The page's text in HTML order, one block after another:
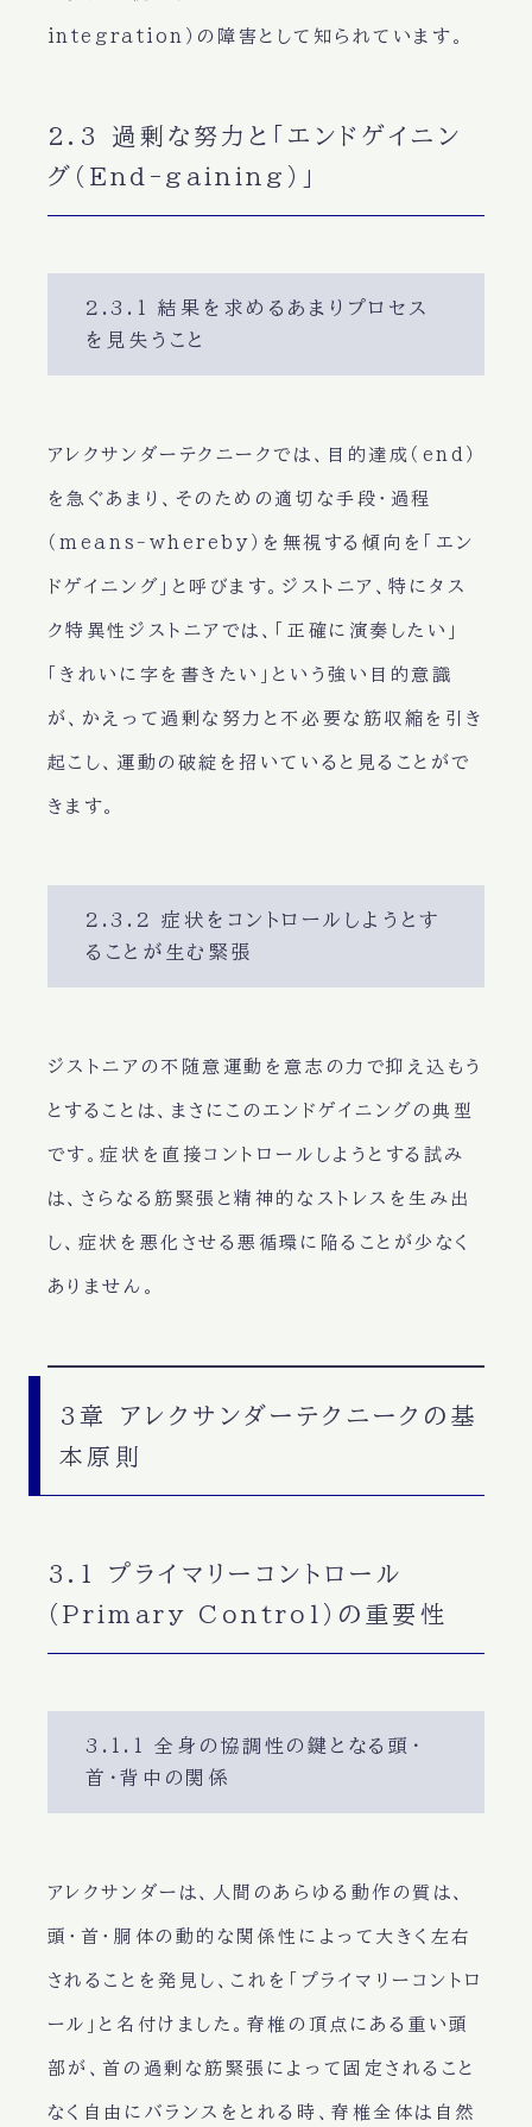
integration）の障害として知られています。
2.3 過剰な努力と「エンドゲイニン
グ（End-gaining）」
2.3.1 結果を求めるあまりプロセス
を見失うこと
アレクサンダーテクニークでは、目的達成（end）
を急ぐあまり、そのための適切な手段・過程
（means-whereby）を無視する傾向を「エン
ドゲイニング」と呼びます。ジストニア、特にタス
ク特異性ジストニアでは、「正確に演奏したい」
「きれいに字を書きたい」という強い目的意識
が、かえって過剰な努力と不必要な筋収縮を引き
起こし、運動の破綻を招いていると見ることがで
きます。
2.3.2 症状をコントロールしようとす
ることが生む緊張
ジストニアの不随意運動を意志の力で抑え込もう
とすることは、まさにこのエンドゲイニングの典型
です。症状を直接コントロールしようとする試み
は、さらなる筋緊張と精神的なストレスを生み出
し、症状を悪化させる悪循環に陥ることが少なく
ありません。
3章 アレクサンダーテクニークの基
本原則
3.1 プライマリーコントロール
（Primary Control）の重要性
3.1.1 全身の協調性の鍵となる頭・
首・背中の関係
アレクサンダーは、人間のあらゆる動作の質は、
頭・首・胴体の動的な関係性によって大きく左右
されることを発見し、これを「プライマリーコントロ
ール」と名付けました。脊椎の頂点にある重い頭
部が、首の過剰な筋緊張によって固定されること
なく自由にバランスをとれる時、脊椎全体は自然